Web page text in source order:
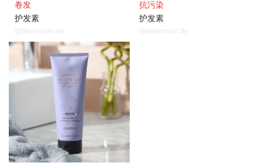
卷发
护发素
@dealmoon.de
抗污染
护发素
@dealmoon.de